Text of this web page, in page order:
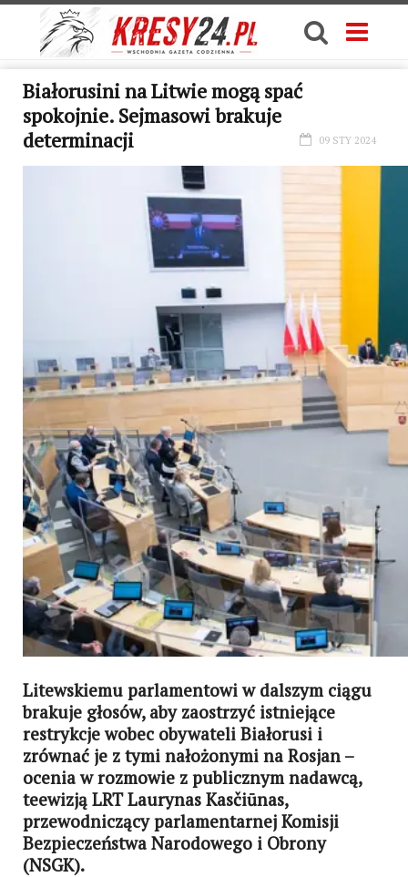
Białorusini na Litwie mogą spać
spokojnie. Sejmasowi brakuje
determinacji
09 STY 2024
Litewskiemu parlamentowi w dalszym ciągu
brakuje głosów, aby zaostrzyć istniejące
restrykcje wobec obywateli Białorusi i
zrównać je z tymi nałożonymi na Rosjan –
ocenia w rozmowie z publicznym nadawcą,
teewizją LRT Laurynas Kasčiūnas,
przewodniczący parlamentarnej Komisji
Bezpieczeństwa Narodowego i Obrony
(NSGK).